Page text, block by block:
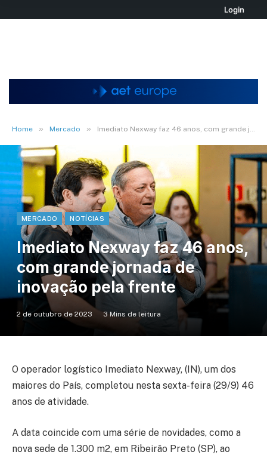
Login
Home » Mercado » Imediato Nexway faz 46 anos, com grande jornada de inovação pela frente
MERCADO NOTÍCIAS
Imediato Nexway faz 46 anos,
com grande jornada de
inovação pela frente
2 de outubro de 2023 3 Mins de leitura
O operador logístico Imediato Nexway, (IN), um dos
maiores do País, completou nesta sexta-feira (29/9) 46
anos de atividade.
A data coincide com uma série de novidades, como a
nova sede de 1.300 m2, em Ribeirão Preto (SP), ao